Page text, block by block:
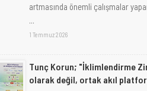
artmasında önemli çalışmalar
...
1 Temmuz 2026
Tunç Korun; "İklimlendirme
olarak değil, ortak akıl